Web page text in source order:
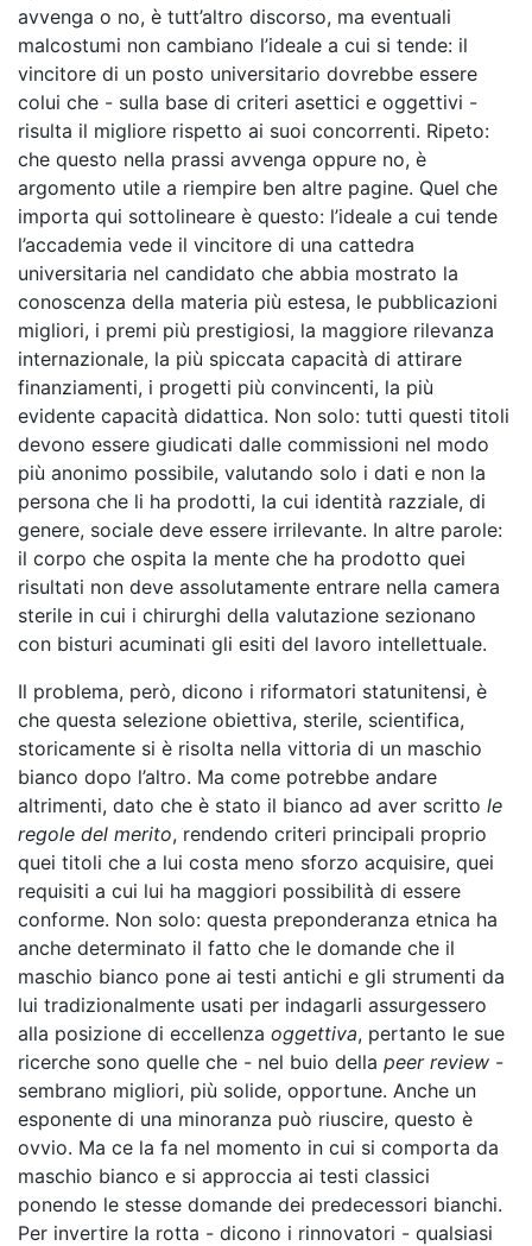
avvenga o no, è tutt’altro discorso, ma eventuali
malcostumi non cambiano l’ideale a cui si tende: il
vincitore di un posto universitario dovrebbe essere
colui che - sulla base di criteri asettici e oggettivi -
risulta il migliore rispetto ai suoi concorrenti. Ripeto:
che questo nella prassi avvenga oppure no, è
argomento utile a riempire ben altre pagine. Quel che
importa qui sottolineare è questo: l’ideale a cui tende
l’accademia vede il vincitore di una cattedra
universitaria nel candidato che abbia mostrato la
conoscenza della materia più estesa, le pubblicazioni
migliori, i premi più prestigiosi, la maggiore rilevanza
internazionale, la più spiccata capacità di attirare
finanziamenti, i progetti più convincenti, la più
evidente capacità didattica. Non solo: tutti questi titoli
devono essere giudicati dalle commissioni nel modo
più anonimo possibile, valutando solo i dati e non la
persona che li ha prodotti, la cui identità razziale, di
genere, sociale deve essere irrilevante. In altre parole:
il corpo che ospita la mente che ha prodotto quei
risultati non deve assolutamente entrare nella camera
sterile in cui i chirurghi della valutazione sezionano
con bisturi acuminati gli esiti del lavoro intellettuale.
Il problema, però, dicono i riformatori statunitensi, è
che questa selezione obiettiva, sterile, scientifica,
storicamente si è risolta nella vittoria di un maschio
bianco dopo l’altro. Ma come potrebbe andare
altrimenti, dato che è stato il bianco ad aver scritto le
regole del merito, rendendo criteri principali proprio
quei titoli che a lui costa meno sforzo acquisire, quei
requisiti a cui lui ha maggiori possibilità di essere
conforme. Non solo: questa preponderanza etnica ha
anche determinato il fatto che le domande che il
maschio bianco pone ai testi antichi e gli strumenti da
lui tradizionalmente usati per indagarli assurgessero
alla posizione di eccellenza oggettiva, pertanto le sue
ricerche sono quelle che - nel buio della peer review -
sembrano migliori, più solide, opportune. Anche un
esponente di una minoranza può riuscire, questo è
ovvio. Ma ce la fa nel momento in cui si comporta da
maschio bianco e si approccia ai testi classici
ponendo le stesse domande dei predecessori bianchi.
Per invertire la rotta - dicono i rinnovatori - qualsiasi